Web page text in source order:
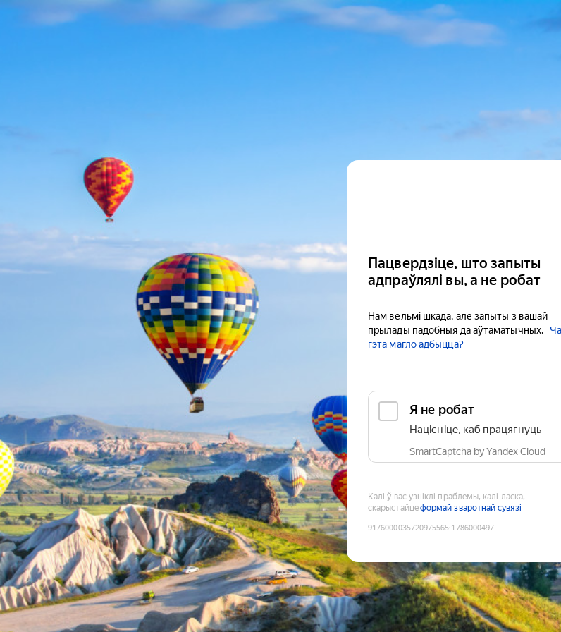
Пацвердзіце, што запыты
адпраўлялі вы, а не робат
Нам вельмі шкада, але запыты з вашай
прылады падобныя да аўтаматычных.
гэта магло адбыцца?
Я не робат
Націсніце, каб працягнуць
SmartCaptcha by Yandex Cloud
Калі ў вас узніклі праблемы, калі ласка,
скарыстайцеформай зваротнай сувязі
9176000035720975565:1786000497